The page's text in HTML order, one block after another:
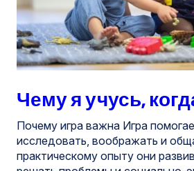
Чему я учусь,
Почему игра важна Игра
исследовать, воображать и
практическому опыту они